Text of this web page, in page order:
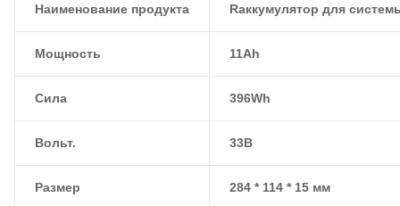
Наименование продукта Rаккумулятор для
Мощность 11Ah
Сила 396Wh
Вольт. 33В
Размер 284 * 114 * 15 мм